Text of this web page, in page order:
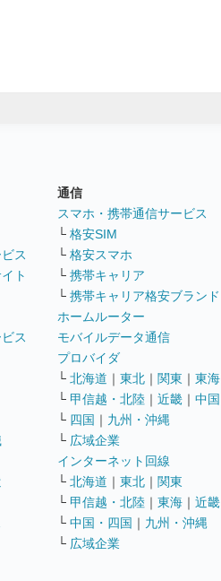
ス
ト
ス
通信
スマホ・携帯通信サービス
└ 格安SIM
└ 格安スマホ
└ 携帯キャリア
└ 携帯キャリア格安ブランド
ホームルーター
モバイルデータ通信
プロバイダ
└ 北海道 ｜ 東北 ｜ 関東 ｜ 東海
└ 甲信越・北陸 ｜ 近畿 ｜ 中国
└ 四国 ｜ 九州・沖縄
└ 広域企業
インターネット回線
└ 北海道 ｜ 東北 ｜ 関東
└ 甲信越・北陸 ｜ 東海 ｜ 近畿
└ 中国・四国 ｜ 九州・沖縄
└ 広域企業